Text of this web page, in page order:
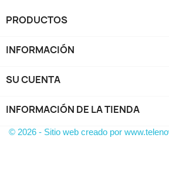
PRODUCTOS
INFORMACIÓN
SU CUENTA
INFORMACIÓN DE LA TIENDA
© 2026 - Sitio web creado por